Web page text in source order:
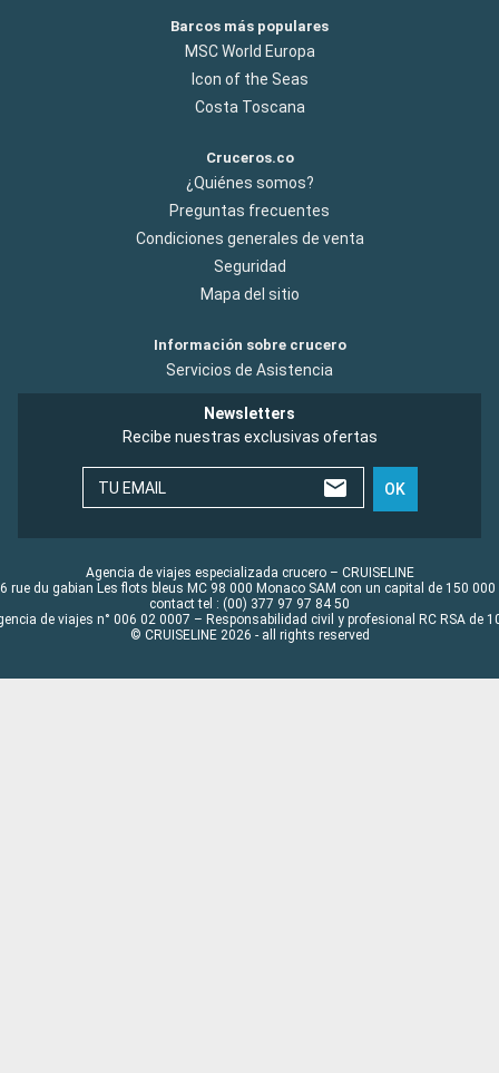
Barcos más populares
MSC World Europa
Icon of the Seas
Costa Toscana
Cruceros.co
¿Quiénes somos?
Preguntas frecuentes
Condiciones generales de venta
Seguridad
Mapa del sitio
Información sobre crucero
Servicios de Asistencia
Newsletters
Recibe nuestras exclusivas ofertas
TU EMAIL OK
Agencia de viajes especializada crucero – CRUISELINE
rue du gabian Les flots bleus MC 98 000 Monaco SAM con un capital de 150 000
contact tel : (00) 377 97 97 84 50
de viajes n° 006 02 0007 – Responsabilidad civil y profesional RC RSA de
© CRUISELINE 2026 - all rights reserved